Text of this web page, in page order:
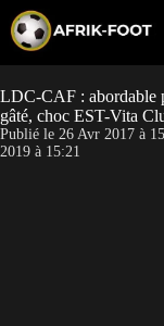
p
t
o
c
o
LDC-CAF : abordable
gâté, choc EST-Vita
Publié le 26 Avr 2017 à
2019 à 15:21